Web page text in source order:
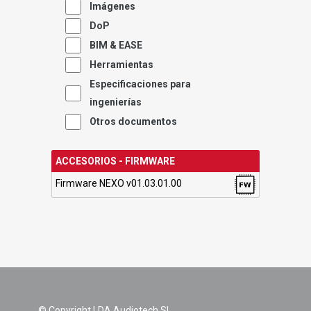
Imágenes
DoP
BIM & EASE
Herramientas
Especificaciones para
ingenierías
Otros documentos
ACCESORIOS - FIRMWARE
Firmware NEXO v01.03.01.00